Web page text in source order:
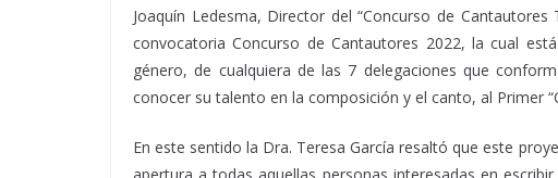
Joaquín Ledesma, Director del “Concurso de
convocatoria Concurso de Cantautores 2022, la cual
género, de cualquiera de las 7 delegaciones que
conocer su talento en la composición y el canto, al Primer
En este sentido la Dra. Teresa García resaltó que este